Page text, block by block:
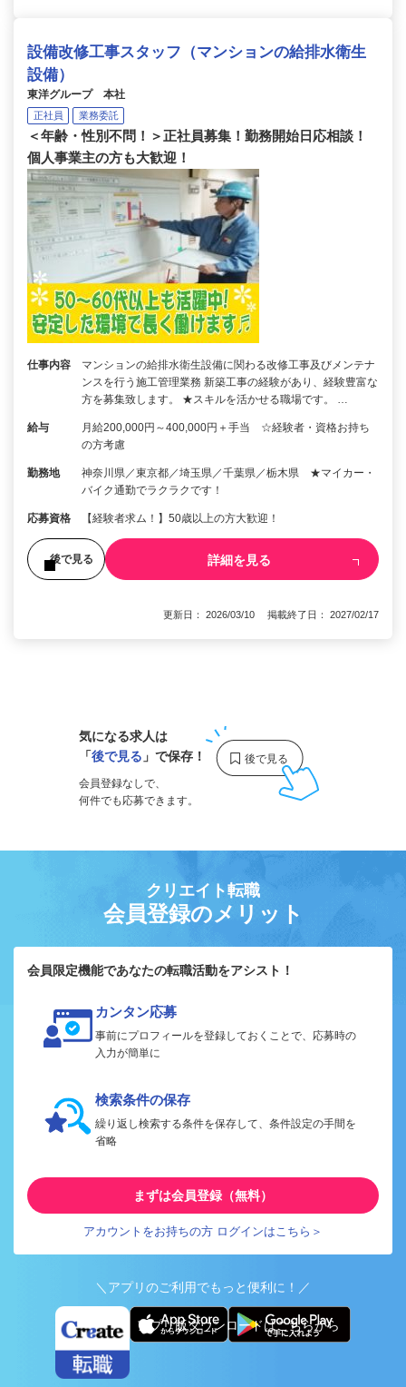
設備改修工事スタッフ（マンションの給排水衛生
設備）
東洋グループ 本社
正社員 業務委託
＜年齢・性別不問！＞正社員募集！勤務開始日応相談！
個人事業主の方も大歓迎！
仕事内容
マンションの給排水衛生設備に関わる改修工事及びメンテナ
ンスを行う施工管理業務 新築工事の経験があり、経験豊富な
方を募集致します。 ★スキルを活かせる職場です。 …
給与
月給200,000円～400,000円＋手当 ☆経験者・資格お持ち
の方考慮
勤務地
神奈川県／東京都／埼玉県／千葉県／栃木県 ★マイカー・
バイク通勤でラクラクです！
応募資格 【経験者求ム！】50歳以上の方大歓迎！
後で見る 詳細を見る
更新日： 2026/03/10 掲載終了日： 2027/02/17
気になる求人は
「後で見る 」で保存！
会員登録なしで、
何件でも応募できます。
クリエイト転職
会員登録のメリット
会員限定機能であなたの転職活動をアシスト！
カンタン応募
事前にプロフィールを登録しておくことで、応募時の
入力が簡単に
検索条件の保存
繰り返し検索する条件を保存して、条件設定の手間を
省略
まずは会員登録（無料）
アカウントをお持ちの方 ログインはこちら＞
＼アプリのご利用でもっと便利に！／
アプリ版ダウンロードはこちらから